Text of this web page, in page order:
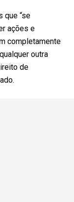
que “se
ações e
completamente
outra
de